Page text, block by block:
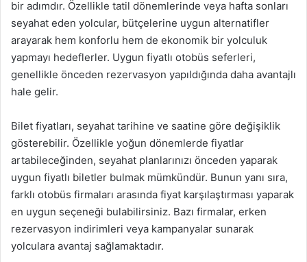
bir adımdır. Özellikle tatil dönemlerinde veya hafta sonları
seyahat eden yolcular, bütçelerine uygun alternatifler
arayarak hem konforlu hem de ekonomik bir yolculuk
yapmayı hedeflerler. Uygun fiyatlı otobüs seferleri,
genellikle önceden rezervasyon yapıldığında daha avantajlı
hale gelir.
Bilet fiyatları, seyahat tarihine ve saatine göre değişiklik
gösterebilir. Özellikle yoğun dönemlerde fiyatlar
artabileceğinden, seyahat planlarınızı önceden yaparak
uygun fiyatlı biletler bulmak mümkündür. Bunun yanı sıra,
farklı otobüs firmaları arasında fiyat karşılaştırması yaparak
en uygun seçeneği bulabilirsiniz. Bazı firmalar, erken
rezervasyon indirimleri veya kampanyalar sunarak
yolculara avantaj sağlamaktadır.